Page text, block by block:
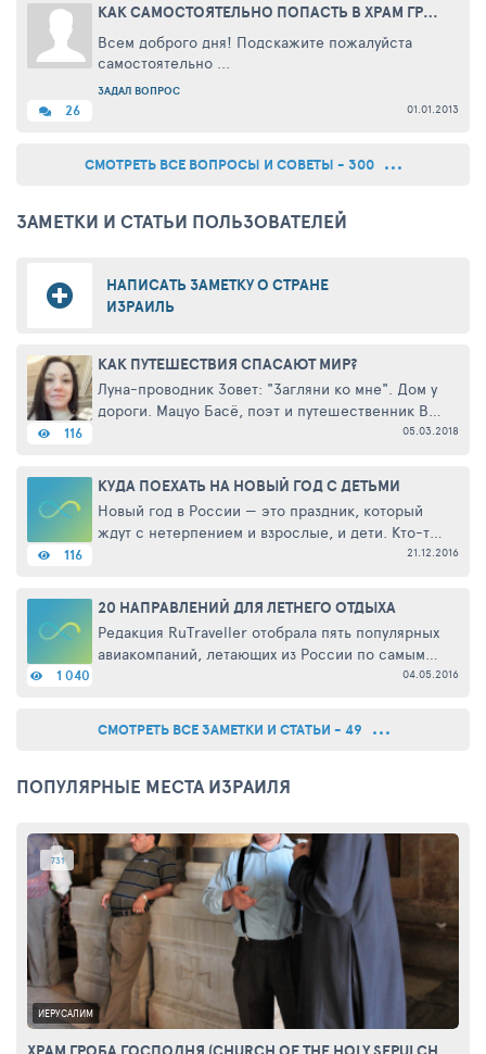
01.01.2013
КАК САМОСТОЯТЕЛЬНО ПОПАСТЬ В ХРАМ ГРОБА ГОСПОДНЯ В ИЕРУСАЛИМЕ?
Всем доброго дня! Подскажите пожалуйста
самостоятельно ...
ЗАДАЛ ВОПРОС
26
СМОТРЕТЬ ВСЕ ВОПРОСЫ И СОВЕТЫ - 300
ЗАМЕТКИ И СТАТЬИ ПОЛЬЗОВАТЕЛЕЙ
НАПИСАТЬ ЗАМЕТКУ О СТРАНЕ
ИЗРАИЛЬ
05.03.2018
КАК ПУТЕШЕСТВИЯ СПАСАЮТ МИР?
Луна-проводник Зовет: "Загляни ко мне". Дом у
дороги. Мацуо Басё, поэт и путешественник В
2014 году в кахетинском городке Кварели гид по
изменили мое отношение ...
116
21.12.2016
КУДА ПОЕХАТЬ НА НОВЫЙ ГОД С ДЕТЬМИ
Новый год в России — это праздник, который
ждут с нетерпением и взрослые, и дети. Кто-то
за месяц начинает наряжать ёлку и покупать
планирует семейный отдых ...
116
04.05.2016
20 НАПРАВЛЕНИЙ ДЛЯ ЛЕТНЕГО ОТДЫХА
Редакция RuTraveller отобрала пять популярных
авиакомпаний, летающих из России по самым
1 040
СМОТРЕТЬ ВСЕ ЗАМЕТКИ И СТАТЬИ - 49
ПОПУЛЯРНЫЕ МЕСТА ИЗРАИЛЯ
731
ИЕРУСАЛИМ